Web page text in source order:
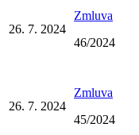
26. 7. 2024
Zmluva
46/2024
26. 7. 2024
Zmluva
45/2024